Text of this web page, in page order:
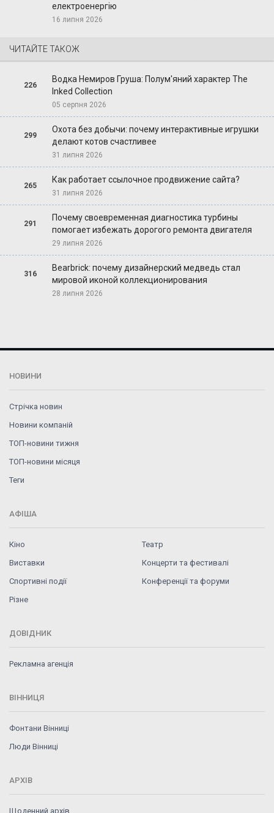
електроенергію
16 липня 2026
ЧИТАЙТЕ ТАКОЖ
226
Водка Немиров Груша: Полум'яний характер The
Inked Collection
05 серпня 2026
299
Охота без добычи: почему интерактивные игрушки
делают котов счастливее
31 липня 2026
265
Как работает ссылочное продвижение сайта?
31 липня 2026
291
Почему своевременная диагностика турбины
помогает избежать дорогого ремонта двигателя
29 липня 2026
316
Bearbrick: почему дизайнерский медведь стал
мировой иконой коллекционирования
28 липня 2026
НОВИНИ
Стрічка новин
Новини компаній
ТОП-новини тижня
ТОП-новини місяця
Теги
АФІША
Кіно
Театр
Виставки
Концерти та фестивалі
Спортивні події
Конференції та форуми
Різне
ДОВІДНИК
Рекламна агенція
ВІННИЦЯ
Фонтани Вінниці
Люди Вінниці
АРХІВ
Щоденний архів